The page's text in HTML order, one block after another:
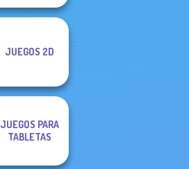
JUEGOS 2D
JUEGOS PARA
TABLETAS